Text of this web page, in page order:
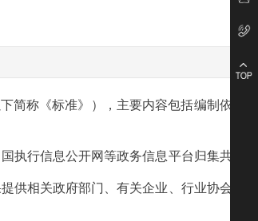
简称《标准》），主要内容包括编制依据和
执行信息公开网等政务信息平台归集共享的
供相关政府部门、有关企业、行业协会商会